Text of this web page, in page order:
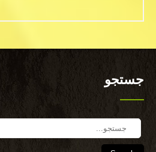
جستجو